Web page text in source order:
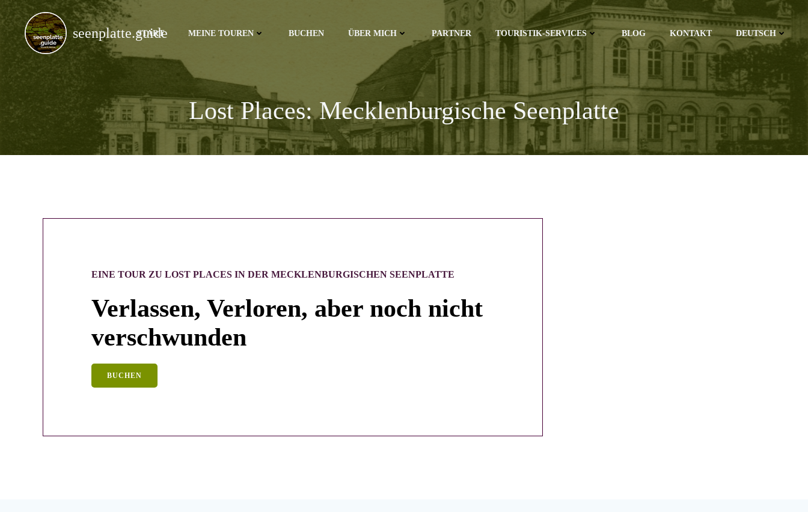
Zum
Inhalt
springen
seenplatte.guide
START MEINE TOUREN BUCHEN ÜBER MICH PARTNER TOURISTIK-SERVICES BLOG KONTAKT DEUTSCH
Lost Places: Mecklenburgische Seenplatte
EINE TOUR ZU LOST PLACES IN DER MECKLENBURGISCHEN SEENPLATTE
Verlassen, Verloren, aber noch nicht
verschwunden
BUCHEN